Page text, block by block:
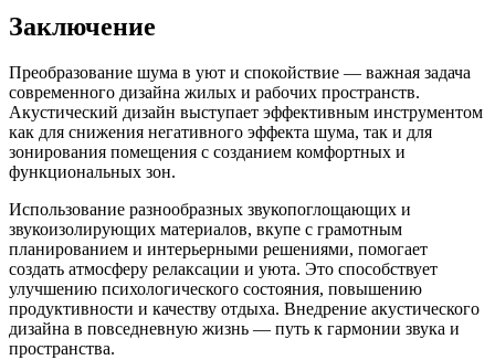
Заключение
Преобразование шума в уют и спокойствие — важная задача
современного дизайна жилых и рабочих пространств.
Акустический дизайн выступает эффективным инструментом
как для снижения негативного эффекта шума, так и для
зонирования помещения с созданием комфортных и
функциональных зон.
Использование разнообразных звукопоглощающих и
звукоизолирующих материалов, вкупе с грамотным
планированием и интерьерными решениями, помогает
создать атмосферу релаксации и уюта. Это способствует
улучшению психологического состояния, повышению
продуктивности и качеству отдыха. Внедрение акустического
дизайна в повседневную жизнь — путь к гармонии звука и
пространства.